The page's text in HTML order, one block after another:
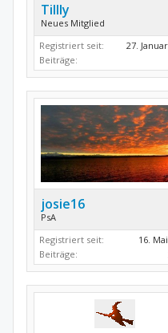
Tillly
Neues Mitglied
Registriert seit:
27.
Beiträge:
josie16
PsA
Registriert seit:
16.
Beiträge: